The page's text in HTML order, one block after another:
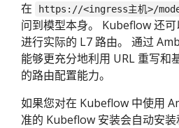
在
https://<ingress主机>/
问到模型本身。 Kubeflow 还
进行实际的 L7 路由。 通过
能够更充分地利用 URL 重写和
的路由配置能力。
如果您对在 Kubeflow 中使用
准的 Kubeflow 安装会自动安装